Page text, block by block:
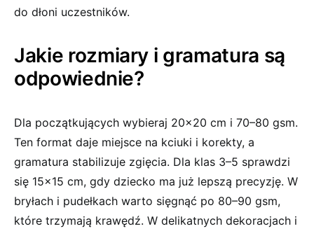
do dłoni uczestników.
Jakie rozmiary i gramatura są
odpowiednie?
Dla początkujących wybieraj 20×20 cm i 70–80 gsm.
Ten format daje miejsce na kciuki i korekty, a
gramatura stabilizuje zgięcia. Dla klas 3–5 sprawdzi
się 15×15 cm, gdy dziecko ma już lepszą precyzję. W
bryłach i pudełkach warto sięgnąć po 80–90 gsm,
które trzymają krawędź. W delikatnych dekoracjach i